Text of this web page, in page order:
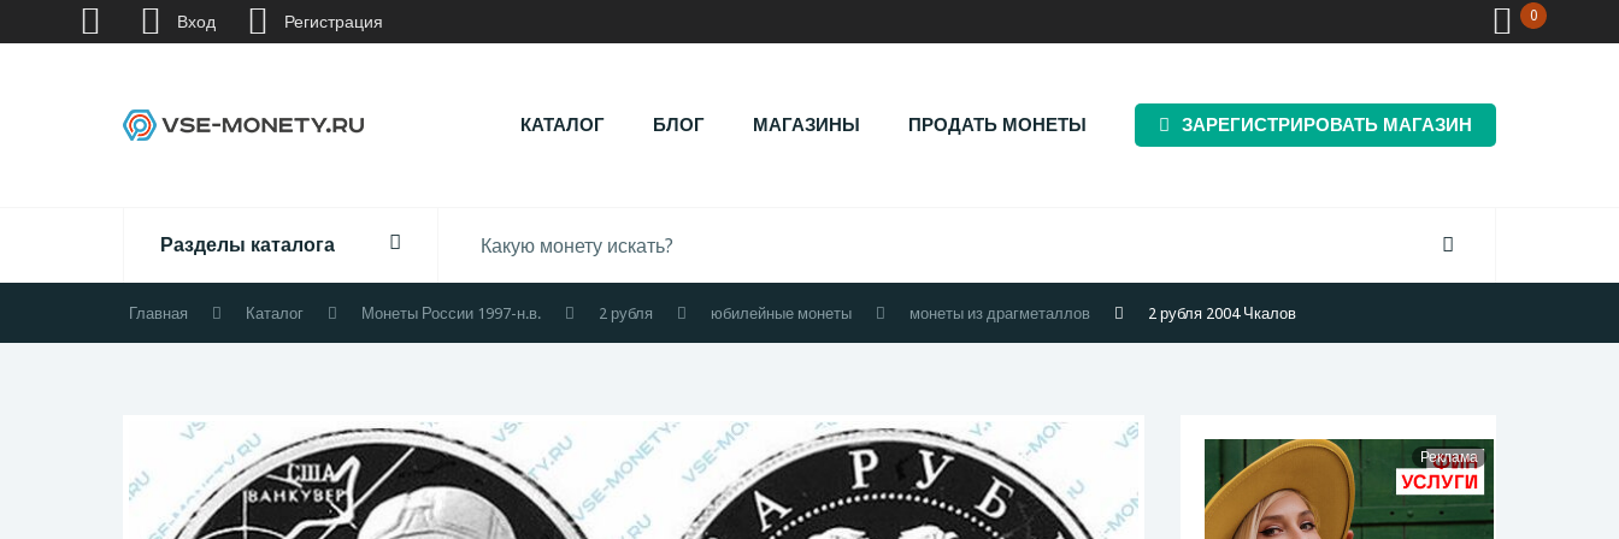
КАТАЛОГ БЛОГ МАГАЗИНЫ ПРОДАТЬ МОНЕТЫ ЗАРЕГИСТРИРОВАТЬ МАГАЗИН
Разделы каталога
Главная Каталог Монеты России 1997-н.в. 2 рубля юбилейные монеты монеты из драгметаллов 2 рубля 2004 Чкалов
Реклама
Вход Регистрация 0